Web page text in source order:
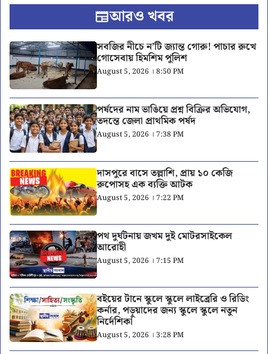
আরও খবর
সবজির নীচে ন’টি জ্যান্ত গোরু! পাচার রুখে
গোসেবায় হিমশিম পুলিশ
August 5, 2026 । 8:50 PM
পর্ষদের নাম ভাঙিয়ে প্রশ্ন বিক্রির অভিযোগ,
তদন্তে জেলা প্রাথমিক পর্ষদ
August 5, 2026 । 7:38 PM
দাসপুরে বাসে তল্লাশি, প্রায় ১০ কেজি
রুপোসহ এক ব্যক্তি আটক
August 5, 2026 । 7:22 PM
পথ দুর্ঘটনায় জখম দুই মোটরসাইকেল
আরোহী
August 5, 2026 । 7:15 PM
বইয়ের টানে স্কুলে স্কুলে লাইব্রেরি ও রিডিং
কর্নার, পড়ুয়াদের জন্য স্কুলে স্কুলে নতুন
নির্দেশিকা
August 5, 2026 । 3:28 PM